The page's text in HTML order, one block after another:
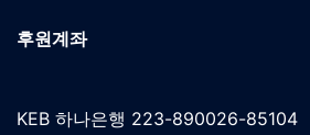
후원계좌
KEB 하나은행 223-890026-85104